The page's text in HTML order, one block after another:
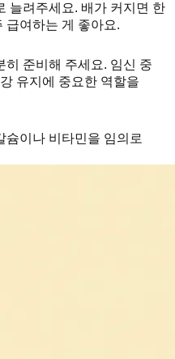
늘려주세요. 배가 커지면 한
급여하는 게 좋아요.
히 준비해 주세요. 임신 중
유지에 중요한 역할을
슘이나 비타민을 임의로